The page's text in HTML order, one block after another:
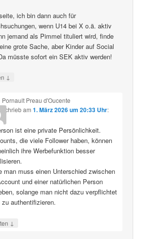
ich bin dann auch für
wenn U14 bei X o.ä. aktiv
jemand als Pimmel tituliert wird, finde
grote Sache, aber Kinder auf Social
müsste sofort ein SEK aktiv werden!
↓
Pornault Preau d'Oucente
schriebam 1. März 2026 um 20:33 Uhr:
ist eine private Persönlichkeit.
die viele Follower haben, können
ihre Werbefunktion besser
man muss einen Unterschied zwischen
und einer natürlichen Person
solange man nicht dazu verpflichtet
authentifizieren.
↓